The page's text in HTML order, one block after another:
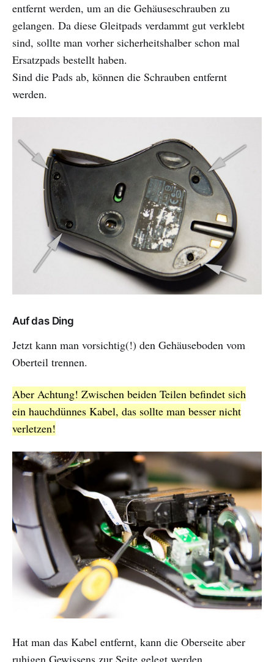
entfernt werden, um an die Gehäuseschrauben zu
gelangen. Da diese Gleitpads verdammt gut verklebt
sind, sollte man vorher sicherheitshalber schon mal
Ersatzpads bestellt haben.
Sind die Pads ab, können die Schrauben entfernt
werden.
Auf das Ding
Jetzt kann man vorsichtig(!) den Gehäuseboden vom
Oberteil trennen.
Aber Achtung! Zwischen beiden Teilen befindet sich
ein hauchdünnes Kabel, das sollte man besser nicht
verletzen!
Hat man das Kabel entfernt, kann die Oberseite aber
ruhigen Gewissens zur Seite gelegt werden.